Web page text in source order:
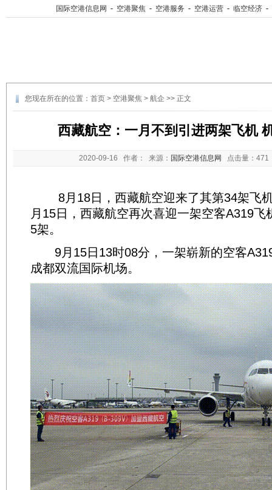
国际空港信息网 - 空港聚焦 - 空港服务 - 空港运营 - 临空经济 -
您现在所在的位置： 首页 > 空港聚焦 > 航企 >> 正文
西藏航空：一月不到引进两架飞机
2020-09-16 作者： 来源： 国际空港信息网 点击量：
8月18日，西藏航空迎来了其第34架飞
月15日，西藏航空再次喜迎一架空客A319飞
5架。
9月15日13时08分，一架崭新的空客
成都双流国际机场。